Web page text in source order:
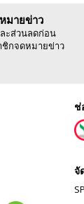
มายข่าว
ะส่วนลดก่อน
ชิกจดหมายข่าว
ช่
จั